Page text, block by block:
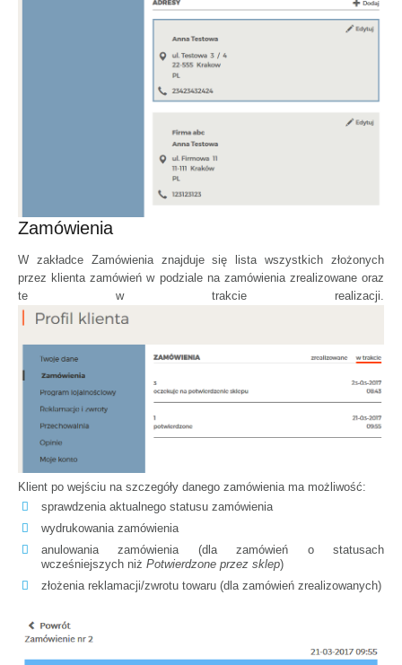
Zamówienia
W zakładce Zamówienia znajduje się lista wszystkich złożonych
przez klienta zamówień w podziale na zamówienia zrealizowane oraz
te w trakcie realizacji.
Klient po wejściu na szczegóły danego zamówienia ma możliwość:
sprawdzenia aktualnego statusu zamówienia
wydrukowania zamówienia
anulowania zamówienia (dla zamówień o statusach
wcześniejszych niż Potwierdzone przez sklep)
złożenia reklamacji/zwrotu towaru (dla zamówień zrealizowanych)